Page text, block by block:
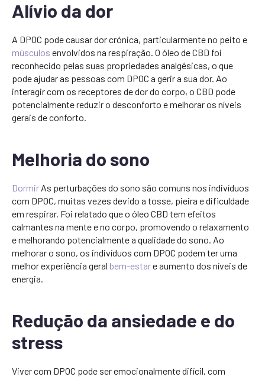
Alívio da dor
A DPOC pode causar dor crónica, particularmente no peito e
músculos envolvidos na respiração. O óleo de CBD foi
reconhecido pelas suas propriedades analgésicas, o que
pode ajudar as pessoas com DPOC a gerir a sua dor. Ao
interagir com os receptores de dor do corpo, o CBD pode
potencialmente reduzir o desconforto e melhorar os níveis
gerais de conforto.
Melhoria do sono
Dormir As perturbações do sono são comuns nos indivíduos
com DPOC, muitas vezes devido a tosse, pieira e dificuldade
em respirar. Foi relatado que o óleo CBD tem efeitos
calmantes na mente e no corpo, promovendo o relaxamento
e melhorando potencialmente a qualidade do sono. Ao
melhorar o sono, os indivíduos com DPOC podem ter uma
melhor experiência geral bem-estare aumento dos níveis de
energia.
Redução da ansiedade e do
stress
Viver com DPOC pode ser emocionalmente difícil, com